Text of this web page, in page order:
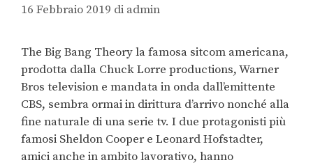
16 Febbraio 2019 di admin
The Big Bang Theory la famosa sitcom americana,
prodotta dalla Chuck Lorre productions, Warner
Bros television e mandata in onda dall’emittente
CBS, sembra ormai in dirittura d’arrivo nonché alla
fine naturale di una serie tv. I due protagonisti più
famosi Sheldon Cooper e Leonard Hofstadter,
amici anche in ambito lavorativo, hanno